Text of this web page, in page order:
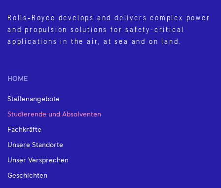
Rolls‑Royce develops and delivers complex power
and propulsion solutions for safety-critical
applications in the air, at sea and on land.
HOME
Stellenangebote
Studierende und Absolventen
Fachkräfte
Unsere Standorte
Unser Versprechen
Geschichten